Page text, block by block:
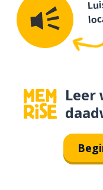
Leer